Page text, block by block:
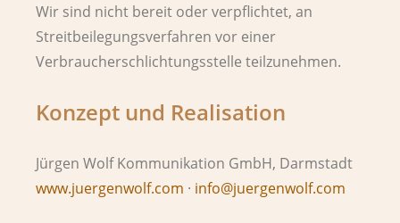
Wir sind nicht bereit oder verpflichtet, an
Streitbeilegungsverfahren vor einer
Verbraucherschlichtungsstelle teilzunehmen.
Konzept und Realisation
Jürgen Wolf Kommunikation GmbH, Darmstadt
www.juergenwolf.com · info@juergenwolf.com